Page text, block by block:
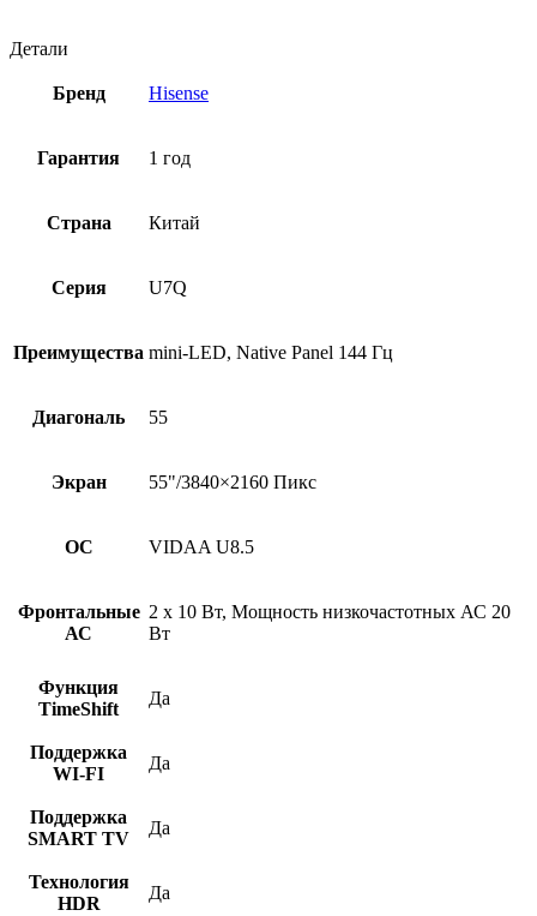
Детали
Бренд Hisense
Гарантия 1 год
Страна Китай
Серия U7Q
Преимущества mini-LED, Native Panel 144 Гц
Диагональ 55
Экран 55"/3840×2160 Пикс
ОС VIDAA U8.5
Фронтальные
АС
2 x 10 Вт, Мощность низкочастотных АС 20
Вт
Функция
TimeShift
Да
Поддержка
WI-FI
Да
Поддержка
SMART TV
Да
Технология
HDR
Да